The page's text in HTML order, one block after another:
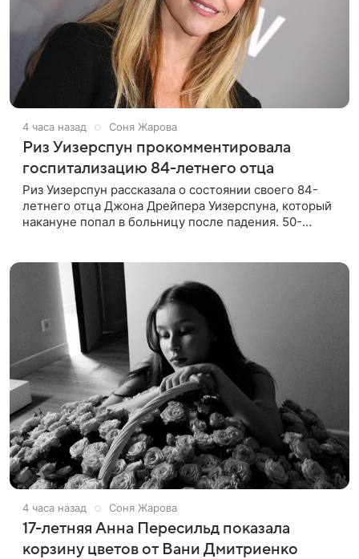
4 часа назад Соня Жарова
Риз Уизерспун прокомментировала
госпитализацию 84-летнего отца
Риз Уизерспун рассказала о состоянии своего 84-
летнего отца Джона Дрейпера Уизерспуна, который
накануне попал в больницу после падения. 50-
4 часа назад Соня Жарова
17-летняя Анна Пересильд показала
корзину цветов от Вани Дмитриенко